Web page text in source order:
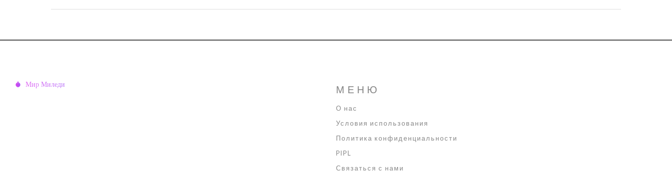
МЕНЮ
О нас
Условия использования
Политика конфиденциальности
PIPL
Связаться с нами